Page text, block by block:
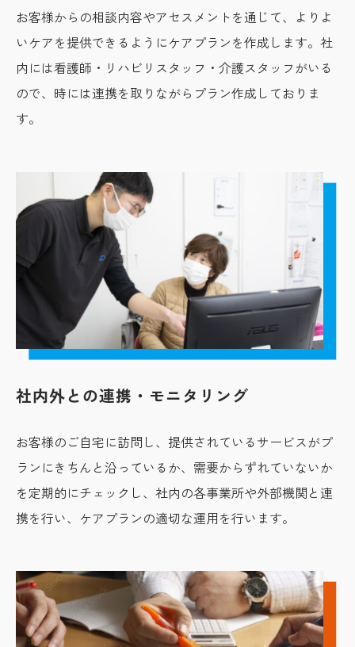
お客様からの相談内容やアセスメントを通じて、よりよ
いケアを提供できるようにケアプランを作成します。社
内には看護師・リハビリスタッフ・介護スタッフがいる
ので、時には連携を取りながらプラン作成しておりま
す。
社内外との連携・モニタリング
お客様のご自宅に訪問し、提供されているサービスがプ
ランにきちんと沿っているか、需要からずれていないか
を定期的にチェックし、社内の各事業所や外部機関と連
携を行い、ケアプランの適切な運用を行います。